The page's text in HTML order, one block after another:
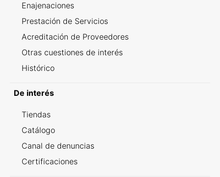
Enajenaciones
Prestación de Servicios
Acreditación de Proveedores
Otras cuestiones de interés
Histórico
De interés
Tiendas
Catálogo
Canal de denuncias
Certificaciones